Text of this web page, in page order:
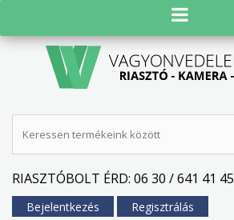
RIASZTÓBOLT ÉRD: 06 30 / 641 41 45
Bejelentkezés Regisztrálás